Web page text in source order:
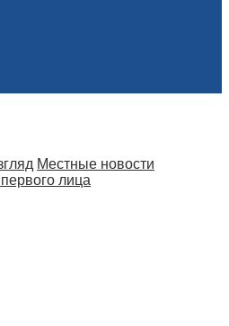
Местные новости
лица